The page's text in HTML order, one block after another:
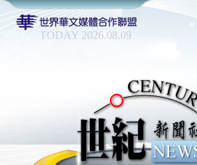
TODAY 2026.08.09